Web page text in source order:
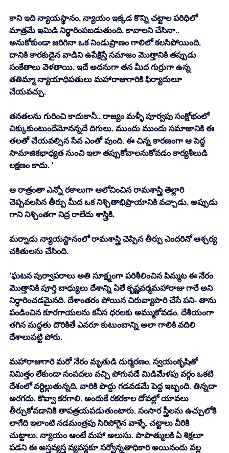
కాని ఇది న్యాయస్థానం. న్యాయం ఇక్కడ కొన్ని చట్టాల పరిధిలో
మాత్రమే ఇమిడి నిర్థారింపబడుతుంది. కావాలని చేసినా..
అనుకోకుండా జరిగినా ఒక నిండుప్రాణం గాలిలో కలసిపోయింది.
దానికి కారకుడైన వాడిని ఉపేక్షిస్తే సమాజం మొత్తానికి తప్పుడు
సంకేతాలు వెళతాయి. ఇదే అదనుగా తన మీద గుర్రుగా ఉన్న
తతిమ్మా న్యాయాధిపతులు మహారాజుగారికి ఫిర్యాదులూ
చేయవచ్చు.
తనతలను గురించి కాదుకానీ.. రాజ్యం మళ్ళీ పూర్వపు సంక్షోభంలో
చిక్కుకుంటుందేమోనన్నదే దిగులు. ముందు ముందు సమాజానికి ఈ
తలతో చేయవల్సిన సేవ ఎంతో వుంది. ఈ చిన్న కారణంగా ఆ పెద్ద
సామాజికభాధ్యత నుంచి ఇలా తప్పుకోవాలనుకోవడం కార్యశీలుడి
లక్షణం కాదు. '
ఆ రాత్రంతా ఎన్నో రకాలుగా ఆలోచించిన రామశాస్త్రి తెల్లారి
చెప్పవలసిన తీర్పు మీద ఒక నిశ్చితాభిప్రాయానికి వచ్చాడు. అప్పుడు
గాని నిశ్చింతగా నిద్ర రాలేదు శాస్త్రికి.
మర్నాడు న్యాయస్థానంలో రామశాస్త్రి చెప్పిన తీర్పు ఎందరినో ఆశ్చర్య
చకితులను చేసింది.
'ఘటన పుర్వాపరాలు అతి సూక్ష్మంగా పరిశీలించిన పిమ్మట ఈ నేరం
మొత్తానికి పూర్తి బాధ్యులు దేశాన్ని ఏలే కృష్ణవర్మమహారాజు గారే అని
నిర్ధారించడమైనది. దేశాంతరం పోయిన చిరువ్యాపారి చేసే పని- తాను
పండించిన కూరగాయలను కనీస ధరలకు అమ్ముకోవడం. దేశీయంగా
తగిన మద్దతు దొరికితే ఎవరూ కుటుంబాన్ని అలా గాలికి వదిలి
దేశాలుపట్టి పోరు.
మహారాజుగారి మరో నేరం మృతుడి దుర్మరణం. స్వయంకృషితో
నిమిత్తం లేకుండా సంపదలు వచ్చి పోగుపడే మిడిమేళపు వర్గం ఒకటి
దేశంలో వర్ధిల్లుతున్నది. వారికి పొద్దు గడవడమే పెద్ద ఇబ్బంది. తిన్నదా
అరగదు. కొవ్వా కరగాలి. అందుకే రకరకాల దోవల్లో యావలు
తీర్చుకోవడానికి తాపత్రయపడుతుంటారు. సంసార స్త్రీలను ఉచ్చులోకి
లాగేది ఇలాంటి నడమంత్రపు సిరిపోగైన వాళ్ళే. చట్టాలు వీరికి
చుట్టాలు. న్యాయం ఆంటే మహా అలుసు. పాపాత్ములకి ఏ శిక్షలూ
పడని ఈ అస్తవ్యస్త వ్యవస్థకూ సర్వోన్నతాధికారి అయినందు వల్ల